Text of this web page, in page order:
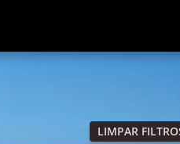
LIMPAR